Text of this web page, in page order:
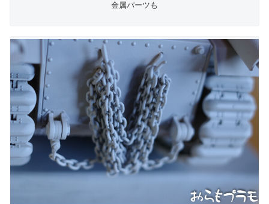
金属パーツも